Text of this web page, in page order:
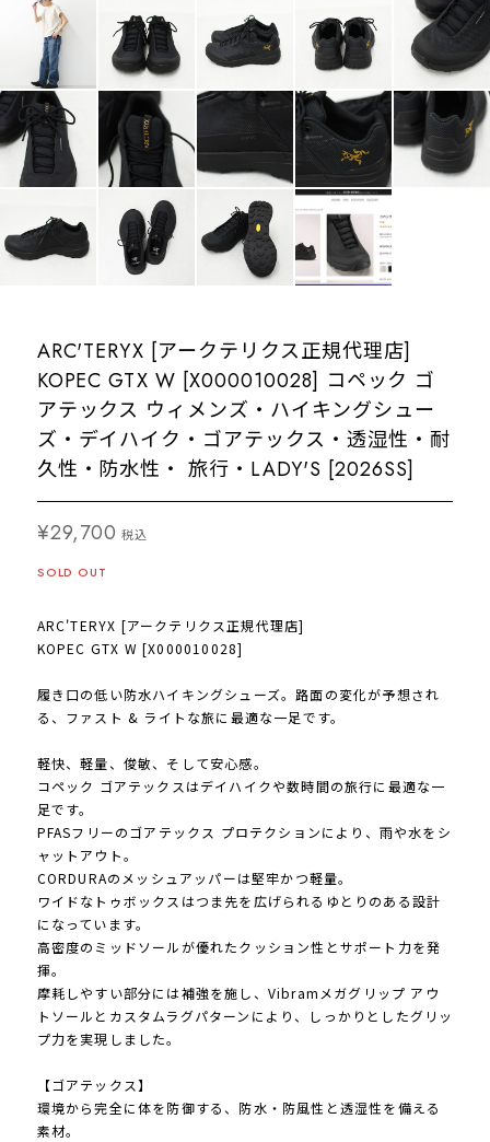
ARC'TERYX [アークテリクス正規代理店]
KOPEC GTX W [X000010028] コペック ゴ
アテックス ウィメンズ・ハイキングシュー
ズ・デイハイク・ゴアテックス・透湿性・耐
久性・防水性・ 旅行・LADY'S [2026SS]
¥29,700 税込
SOLD OUT
ARC'TERYX [アークテリクス正規代理店]
KOPEC GTX W [X000010028]
履き口の低い防水ハイキングシューズ。路面の変化が予想され
る、ファスト & ライトな旅に最適な一足です。
軽快、軽量、俊敏、そして安心感。
コペック ゴアテックスはデイハイクや数時間の旅行に最適な一
足です。
PFASフリーのゴアテックス プロテクションにより、雨や水をシ
ャットアウト。
CORDURAのメッシュアッパーは堅牢かつ軽量。
ワイドなトゥボックスはつま先を広げられるゆとりのある設計
になっています。
高密度のミッドソールが優れたクッション性とサポート力を発
揮。
摩耗しやすい部分には補強を施し、Vibramメガグリップ アウ
トソールとカスタムラグパターンにより、しっかりとしたグリッ
プ力を実現しました。
【ゴアテックス】
環境から完全に体を防御する、防水・防風性と透湿性を備える
素材。